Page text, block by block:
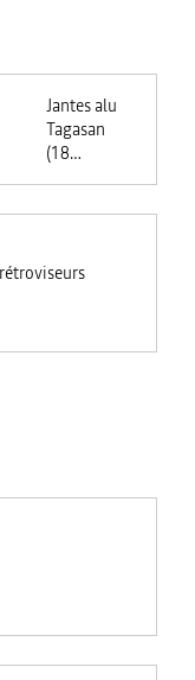
Jantes alu
Tagasan
(18